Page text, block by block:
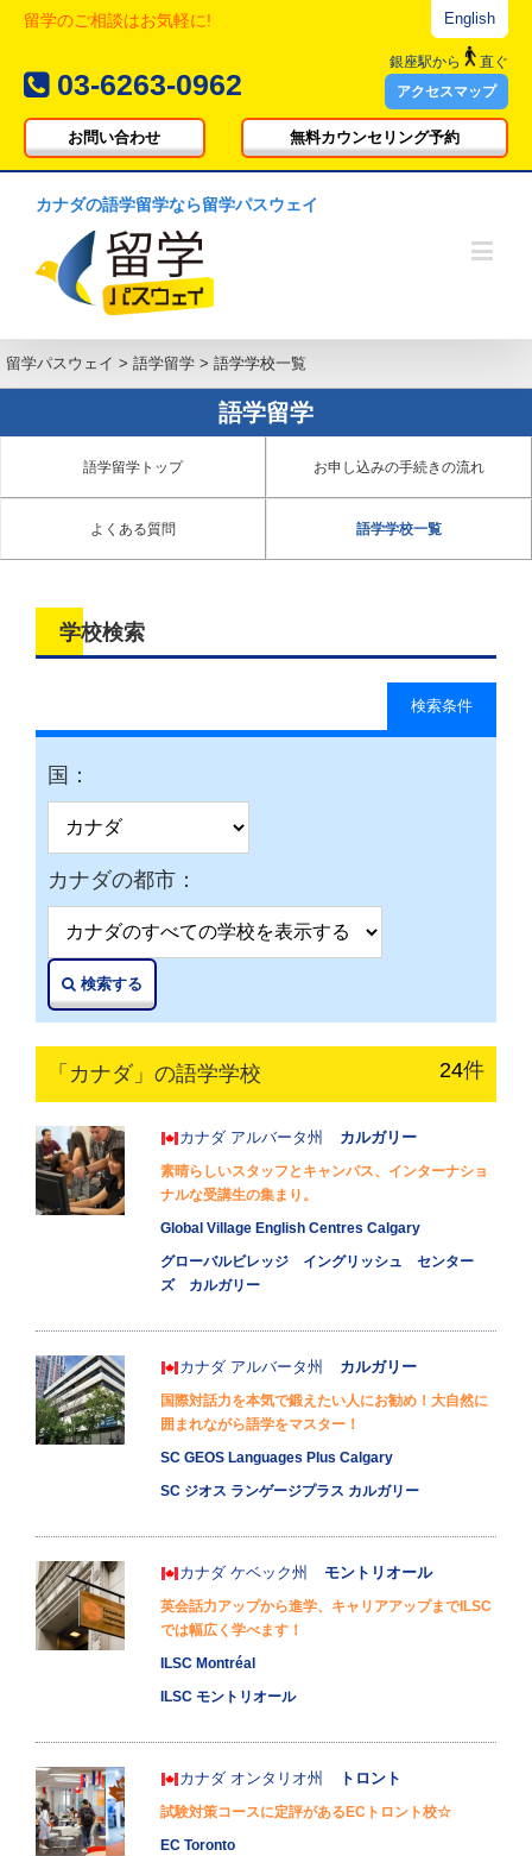
留学のご相談はお気軽に!
03-6263-0962
English
銀座駅から
直ぐ
アクセスマップ
お問い合わせ 無料カウンセリング予約
カナダの語学留学なら留学パスウェイ
留学パスウェイ > 語学留学 > 語学学校一覧
語学留学
語学留学トップ お申し込みの手続きの流れ
よくある質問 語学学校一覧
学校検索
検索条件
国：
カナダの都市：
検索する
「カナダ」の語学学校 24件
カナダ アルバータ州 カルガリー
素晴らしいスタッフとキャンパス、インターナショ
ナルな受講生の集まり。
Global Village English Centres Calgary
グローバルビレッジ イングリッシュ センター
ズ カルガリー
カナダ アルバータ州 カルガリー
国際対話力を本気で鍛えたい人にお勧め！大自然に
囲まれながら語学をマスター！
SC GEOS Languages Plus Calgary
SC ジオス ランゲージプラス カルガリー
カナダ ケベック州 モントリオール
英会話力アップから進学、キャリアアップまでILSC
では幅広く学べます！
ILSC Montréal
ILSC モントリオール
カナダ オンタリオ州 トロント
試験対策コースに定評があるECトロント校☆
EC Toronto